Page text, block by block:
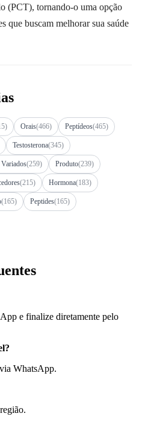
(PCT), tornando-o uma opção
que buscam melhorar sua saúde
Orais(466) Peptídeos(465)
Testosterona(345)
(259) Produto(239)
(215) Hormona(183)
(165) Peptides(165)
e finalize diretamente pelo
WhatsApp.